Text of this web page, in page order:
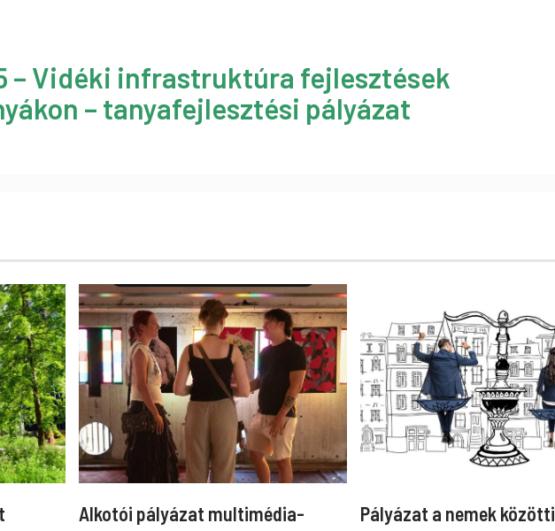
– Vidéki infrastruktúra fejlesztések
– tanyafejlesztési pályázat
Alkotói pályázat multimédia-
Pályázat a nemek közötti